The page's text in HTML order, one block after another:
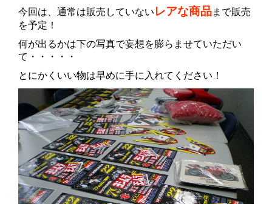
今回は、通常は販売していない レアな商品まで販売
を予定！
何が出るかは下の写真で妄想を膨らませていただい
て・・・・・
とにかくいい物は早めに手に入れてください！